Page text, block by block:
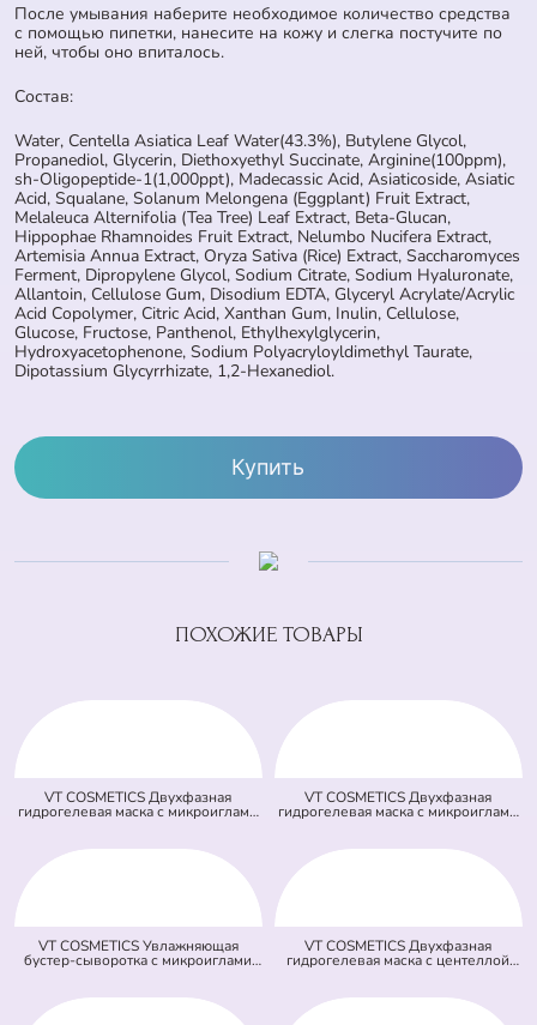
После умывания наберите необходимое количество средства
с помощью пипетки, нанесите на кожу и слегка постучите по
ней, чтобы оно впиталось.
Состав:
Water, Centella Asiatica Leaf Water(43.3%), Butylene Glycol,
Propanediol, Glycerin, Diethoxyethyl Succinate, Arginine(100ppm),
sh-Oligopeptide-1(1,000ppt), Madecassic Acid, Asiaticoside, Asiatic
Acid, Squalane, Solanum Melongena (Eggplant) Fruit Extract,
Melaleuca Alternifolia (Tea Tree) Leaf Extract, Beta-Glucan,
Hippophae Rhamnoides Fruit Extract, Nelumbo Nucifera Extract,
Artemisia Annua Extract, Oryza Sativa (Rice) Extract, Saccharomyces
Ferment, Dipropylene Glycol, Sodium Citrate, Sodium Hyaluronate,
Allantoin, Cellulose Gum, Disodium EDTA, Glyceryl Acrylate/Acrylic
Acid Copolymer, Citric Acid, Xanthan Gum, Inulin, Cellulose,
Glucose, Fructose, Panthenol, Ethylhexylglycerin,
Hydroxyacetophenone, Sodium Polyacryloyldimethyl Taurate,
Dipotassium Glycyrrhizate, 1,2-Hexanediol.
Купить
ПОХОЖИЕ ТОВАРЫ
VT COSMETICS Двухфазная
гидрогелевая маска с микроиглами
(оранжевая) (33 гр + 1,5 гр)
VT COSMETICS Двухфазная
гидрогелевая маска с микроиглами
зеленая) (33 гр + 1,5 гр)
VT COSMETICS Увлажняющая
бустер-сыворотка с микроиглами
VT COSMETICS Двухфазная
гидрогелевая маска с центеллой
гр)